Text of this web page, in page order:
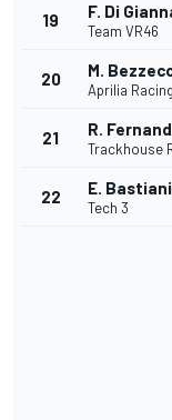
19 F. Di
Team VR46
20 M.
Aprilia
21 R.
Trackhouse
22 E.
Tech 3